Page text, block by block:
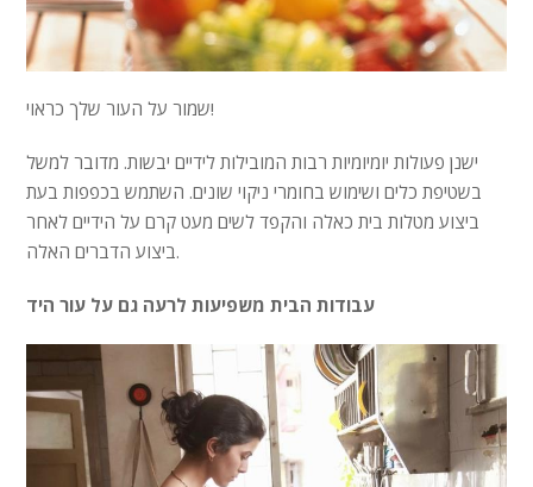
שמור על העור שלך כראוי!
ישנן פעולות יומיומיות רבות המובילות לידיים יבשות. מדובר למשל
בשטיפת כלים ושימוש בחומרי ניקוי שונים. השתמש בכפפות בעת
ביצוע מטלות בית כאלה והקפד לשים מעט קרם על הידיים לאחר
ביצוע הדברים האלה.
עבודות הבית משפיעות לרעה גם על עור היד